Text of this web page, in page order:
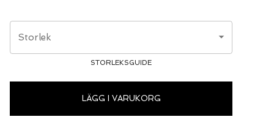
Storlek
STORLEKSGUIDE
LÄGG I VARUKORG